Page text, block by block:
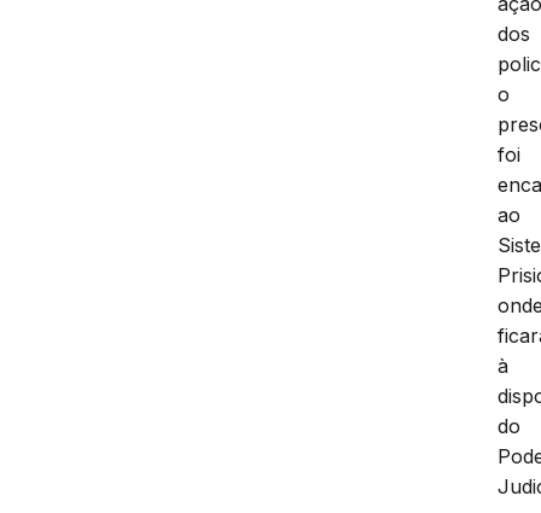
dos
o
foi
ao
à
do